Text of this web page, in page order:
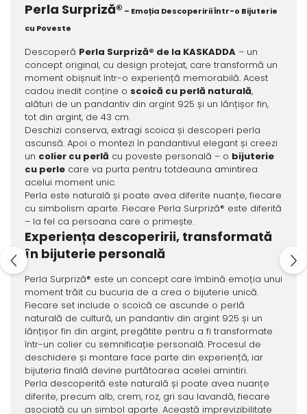
Perla Surpriză® – Emoția Descoperirii Într-o Bijuterie
cu Poveste
Descoperă Perla Surpriză® de la KASKADDA– un
concept original, cu design protejat, care transformă un
moment obișnuit într-o experiență memorabilă. Acest
cadou inedit conține o scoică cu perlă naturală,
alături de un pandantiv din argint 925 și un lănțișor fin,
tot din argint, de 43 cm.
Deschizi conserva, extragi scoica și descoperi perla
ascunsă. Apoi o montezi în pandantivul elegant și creezi
un colier cu perlă cu poveste personală – o bijuterie
cu perlecare va purta pentru totdeauna amintirea
acelui moment unic.
Perla este naturală și poate avea diferite nuanțe, fiecare
cu simbolism aparte. Fiecare Perla Surpriză® este diferită
– la fel ca persoana care o primește.
Experiența descoperirii, transformată
în bijuterie personală
Perla Surpriză® este un concept care îmbină emoția unui
moment trăit cu bucuria de a crea o bijuterie unică.
Fiecare set include o scoică ce ascunde o perlă
naturală de cultură, un pandantiv din argint 925 și un
lănțișor fin din argint, pregătite pentru a fi transformate
într-un colier cu semnificație personală. Procesul de
deschidere și montare face parte din experiență, iar
bijuteria finală devine purtătoarea acelei amintiri.
Perla descoperită este naturală și poate avea nuanțe
diferite, precum alb, crem, roz, gri sau lavandă, fiecare
asociată cu un simbol aparte. Această imprevizibilitate